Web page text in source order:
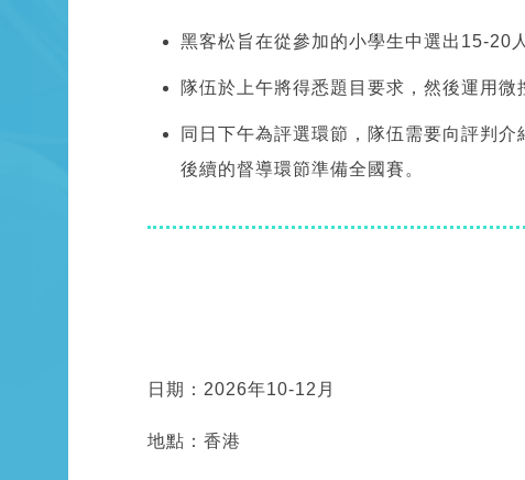
黑客松旨在從參加的小學生中選出15-20
隊伍於上午將得悉題目要求，然後運用微
同日下午為評選環節，隊伍需要向評判
後續的督導環節準備全國賽。
日期：2026年10-12月
地點：香港